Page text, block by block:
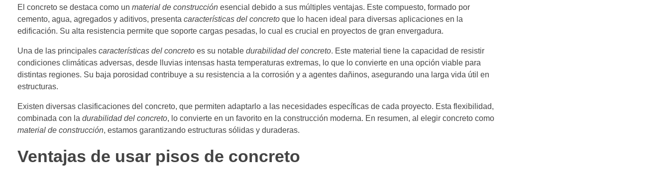
El concreto se destaca como un material de construcción esencial debido a sus múltiples ventajas. Este compuesto, formado por
cemento, agua, agregados y aditivos, presenta características del concreto que lo hacen ideal para diversas aplicaciones en la
edificación. Su alta resistencia permite que soporte cargas pesadas, lo cual es crucial en proyectos de gran envergadura.
Una de las principales características del concreto es su notable durabilidad del concreto. Este material tiene la capacidad de resistir
condiciones climáticas adversas, desde lluvias intensas hasta temperaturas extremas, lo que lo convierte en una opción viable para
distintas regiones. Su baja porosidad contribuye a su resistencia a la corrosión y a agentes dañinos, asegurando una larga vida útil en
estructuras.
Existen diversas clasificaciones del concreto, que permiten adaptarlo a las necesidades específicas de cada proyecto. Esta flexibilidad,
combinada con la durabilidad del concreto, lo convierte en un favorito en la construcción moderna. En resumen, al elegir concreto como
material de construcción, estamos garantizando estructuras sólidas y duraderas.
Ventajas de usar pisos de concreto